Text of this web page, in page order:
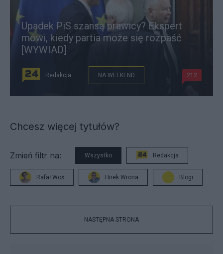
Upadek PiS szansą prawicy? Ekspert
mówi, kiedy partia może się rozpaść
[WYWIAD]
Redakcja NA WEEKEND 212
Chcesz więcej tytułów?
Zmień filtr na: Wszystko Redakcja
Rafał Woś Hirek Wrona Blogi
NASTĘPNA STRONA